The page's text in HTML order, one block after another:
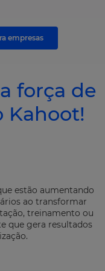
empresas
força de
Kahoot!
estão aumentando
ao transformar
treinamento ou
que gera resultados